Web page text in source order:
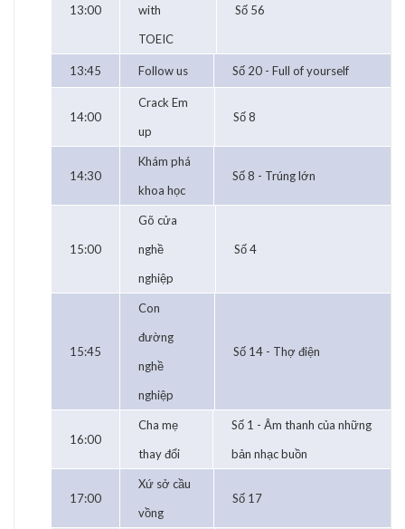
13:00
with
TOEIC
Số 56
13:45 Follow us Số 20 - Full of yourself
14:00
Crack Em
up
Số 8
14:30
Khám phá
khoa học
Số 8 - Trúng lớn
15:00
Gõ cửa
nghề
nghiệp
Số 4
15:45
Con
đường
nghề
nghiệp
Số 14 - Thợ điện
16:00
Cha mẹ
thay đổi
Số 1 - Âm thanh của những
bản nhạc buồn
17:00
Xứ sở cầu
vồng
Số 17